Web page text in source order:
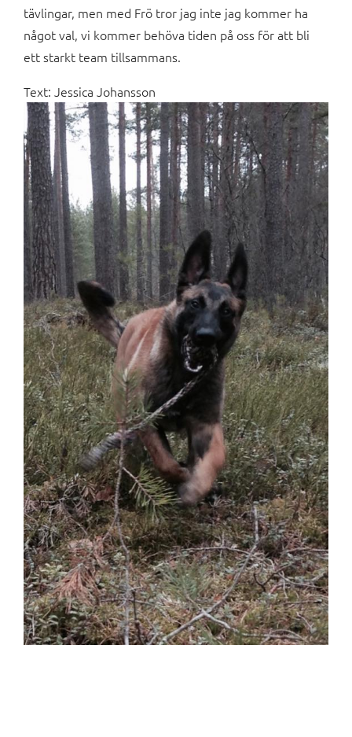
tävlingar, men med Frö tror jag inte jag kommer ha
något val, vi kommer behöva tiden på oss för att bli
ett starkt team tillsammans.
Text: Jessica Johansson